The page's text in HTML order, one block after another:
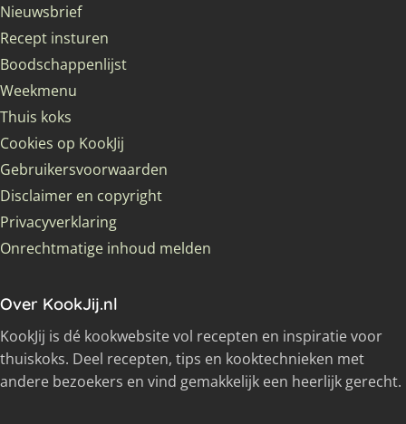
Nieuwsbrief
Recept insturen
Boodschappenlijst
Weekmenu
Thuis koks
Cookies op KookJij
Gebruikersvoorwaarden
Disclaimer en copyright
Privacyverklaring
Onrechtmatige inhoud melden
Over KookJij.nl
KookJij is dé kookwebsite vol recepten en inspiratie voor
thuiskoks. Deel recepten, tips en kooktechnieken met
andere bezoekers en vind gemakkelijk een heerlijk gerecht.